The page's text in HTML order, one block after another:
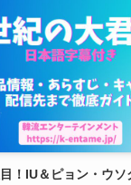
！IU＆ピョン・ウソ